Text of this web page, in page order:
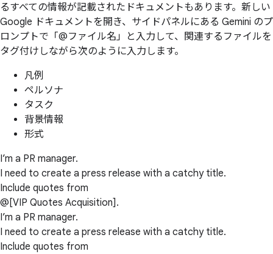
るすべての情報が記載されたドキュメントもあります。新しい
Google ドキュメントを開き、サイドパネルにある Gemini のプ
ロンプトで「@ファイル名」と入力して、関連するファイルを
タグ付けしながら次のように入力します。
凡例
ペルソナ
タスク
背景情報
形式
I’m a PR manager.
I need to create a press release with a catchy title.
Include quotes from
@[VIP Quotes Acquisition].
I’m a PR manager.
I need to create a press release with a catchy title.
Include quotes from